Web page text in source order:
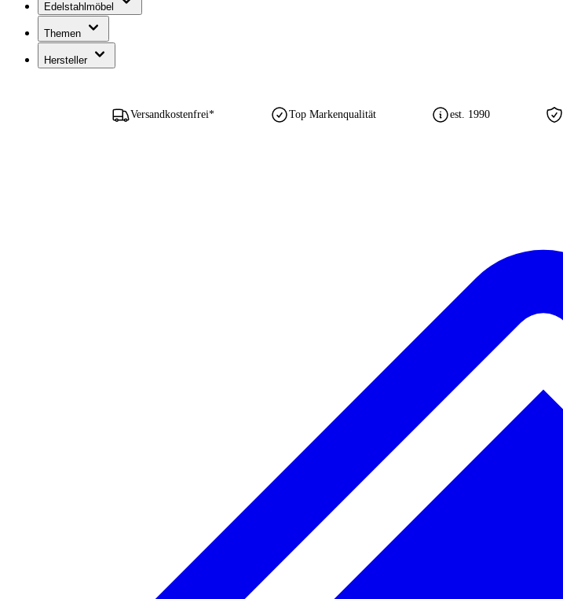
Edelstahlmöbel
Themen
Hersteller
Versandkostenfrei* Top Markenqualität est. 1990